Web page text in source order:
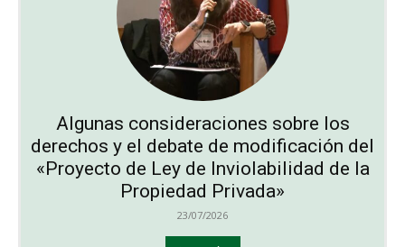
Algunas consideraciones sobre los
derechos y el debate de modificación del
«Proyecto de Ley de Inviolabilidad de la
Propiedad Privada»
23/07/2026